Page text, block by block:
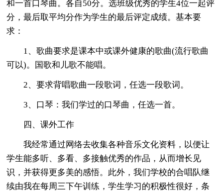
和一首口琴曲。各自50分。选班级优秀的学生4位一起评
分，最后取平均分作为学生的最后评定成绩。基本要
求：
1、歌曲要求是课本中或课外健康的歌曲(流行歌曲
可以)。国歌和儿歌不能唱。
2、要求背唱歌曲一段歌词，任选一段歌词。
3、口琴：我们学过的口琴曲，任选一首。
四、课外工作
我经常通过网络去收集各种音乐文化资料，以便让
学生能多听、多看、多接触优秀的作品，从而增长见
识，并获得更多美的感悟。此外，我们学校的合唱队继
续由我在每周三下午训练，学生学习的积极性很好，条